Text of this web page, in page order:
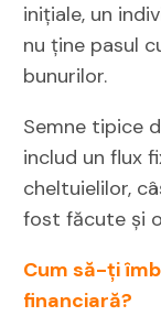
inițiale, un
nu ține pasul
bunurilor.
Semne tipice
includ un flux
cheltuielilor,
fost făcute și
Cum să-ți
financiară?